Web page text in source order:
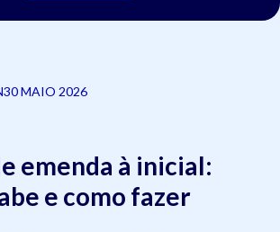
30 MAIO 2026
emenda à inicial:
e como fazer